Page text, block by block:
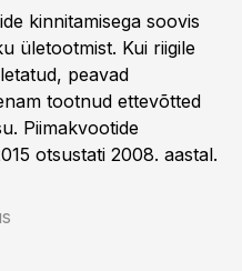
kinnitamisega soovis
ületootmist. Kui riigile
peavad
tootnud ettevõtted
Piimakvootide
otsustati 2008. aastal.